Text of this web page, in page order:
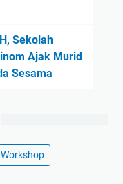
Sekolah
Ajak Murid
Sesama
Workshop